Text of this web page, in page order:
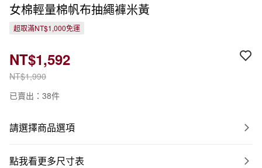
女棉輕量棉帆布抽繩褲米黃
超取滿NT$1,000免運
NT$1,990
NT$1,592
已賣出：38件
請選擇商品選項
點我看更多尺寸表